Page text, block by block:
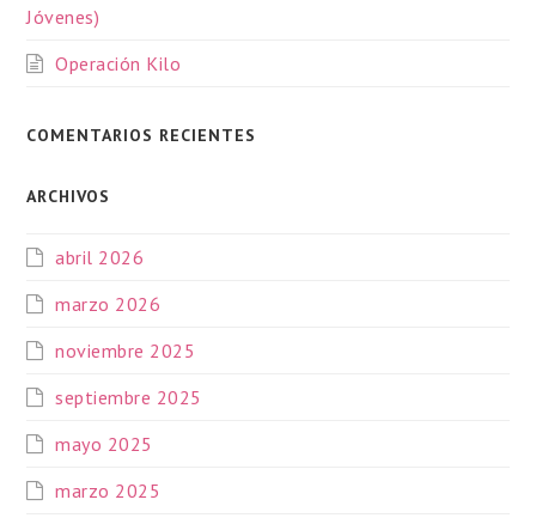
Jóvenes)
Operación Kilo
COMENTARIOS RECIENTES
ARCHIVOS
abril 2026
marzo 2026
noviembre 2025
septiembre 2025
mayo 2025
marzo 2025